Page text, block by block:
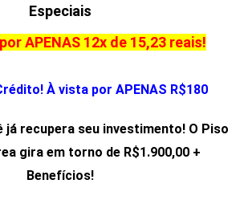
Especiais
por APENAS 12x de 15,23 reais!
À vista por APENAS R$180
já recupera seu investimento! O Piso
gira em torno de R$1.900,00 +
Benefícios!